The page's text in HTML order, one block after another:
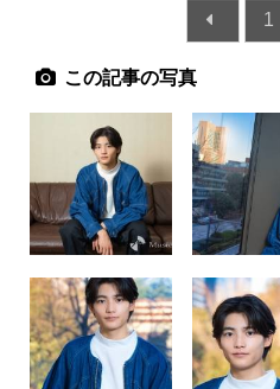
1
この記事の写真